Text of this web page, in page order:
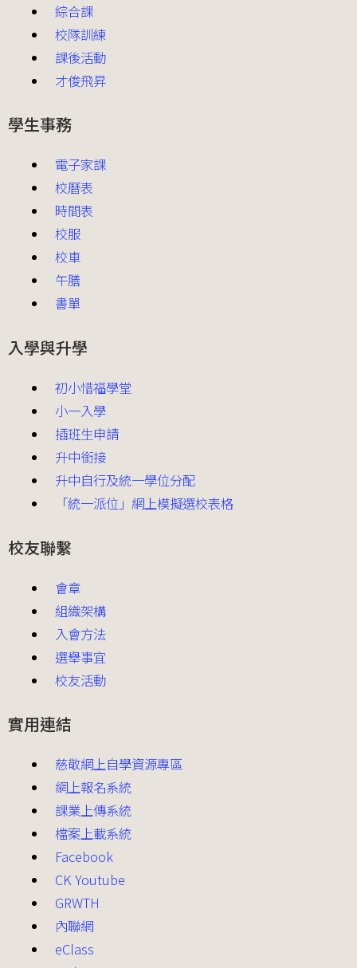
綜合課
校隊訓練
課後活動
才俊飛昇
學生事務
電子家課
校曆表
時間表
校服
校車
午膳
書單
入學與升學
初小惜福學堂
小一入學
插班生申請
升中銜接
升中自行及統一學位分配
「統一派位」網上模擬選校表格
校友聯繫
會章
組織架構
入會方法
選舉事宜
校友活動
實用連結
慈敬網上自學資源專區
網上報名系統
課業上傳系統
檔案上載系統
Facebook
CK Youtube
GRWTH
內聯網
eClass